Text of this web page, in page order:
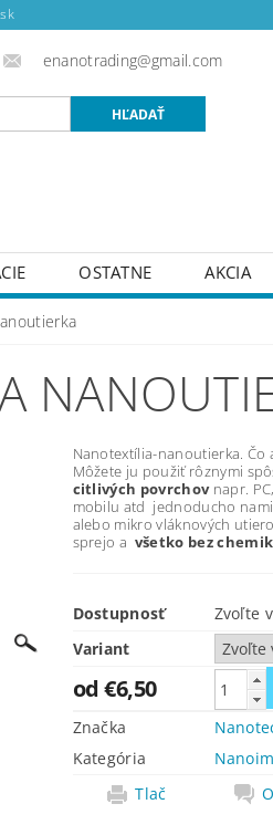
enanotrading@gmail.com
OSTATNE AKCIA
Nanotextília-nanoutierka. Čo
Môžete ju použiť rôznymi
citlivých povrchovnapr.
mobilu atd jednoducho
alebo mikro vláknových
sprejo a všetko bez
Dostupnosť
Zvoľte
Variant
od €6,50
Značka
Kategória
Tlač